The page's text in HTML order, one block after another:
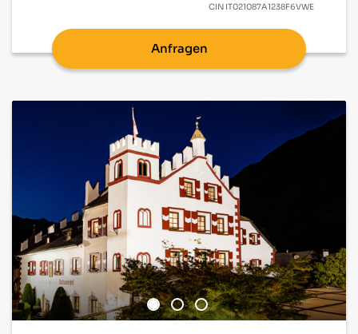
CIN IT021087A1238F6VWE
Anfragen